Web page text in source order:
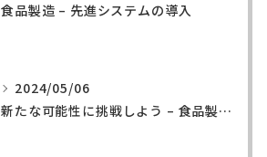
食品製造 – 先進システムの導入
2024/05/06
新たな可能性に挑戦しよう – 食品製造の世界へ